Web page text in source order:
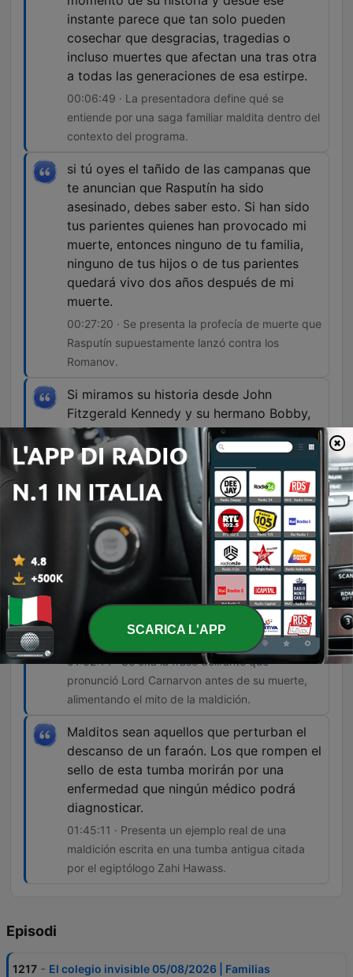
instante parece que tan solo pueden
cosechar que desgracias, tragedias o
incluso muertes que afectan una tras otra
a todas las generaciones de esa estirpe.
00:06:49 · La presentadora define qué se
entiende por una saga familiar maldita dentro del
contexto del programa.
si tú oyes el tañido de las campanas que
te anuncian que Rasputín ha sido
asesinado, debes saber esto. Si han sido
tus parientes quienes han provocado mi
muerte, entonces ninguno de tu familia,
ninguno de tus hijos o de tus parientes
quedará vivo dos años después de mi
muerte.
00:27:20 · Se presenta la profecía de muerte que
Rasputín supuestamente lanzó contra los
Romanov.
Si miramos su historia desde John
Fitzgerald Kennedy y su hermano Bobby,
que fueron asesinados pasando por
Rosemary Kennedy, que sufrió una
lobotomía, o sus otros cuatro miembros
que murieron en accidentes aéreos, la
verdad es que, tal como afirmaba Ted
Kennedy, parece que una maldición pesa
sobre toda esa familia
00:36:23 · El narrador describe los múltiples
eventos trágicos que han marcado la historia de
la dinastía Kennedy.
He oído su llamada y le sigo.
01:32:14 · Se cita la frase delirante que
pronunció Lord Carnarvon antes de su muerte,
alimentando el mito de la maldición.
Malditos sean aquellos que perturban el
descanso de un faraón. Los que rompen el
sello de esta tumba morirán por una
enfermedad que ningún médico podrá
diagnosticar.
01:45:11 · Presenta un ejemplo real de una
maldición escrita en una tumba antigua citada
por el egiptólogo Zahi Hawass.
Episodi
1217 - El colegio invisible 05/08/2026 | Familias
SCARICA L'APP